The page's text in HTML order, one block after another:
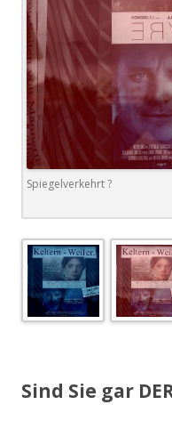
Spiegelverkehrt ?
Sind Sie gar